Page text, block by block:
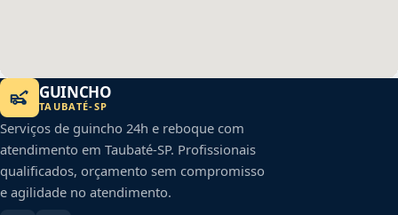
GUINCHO
TAUBATÉ-SP
Serviços de guincho 24h e reboque com
atendimento em Taubaté-SP. Profissionais
qualificados, orçamento sem compromisso
e agilidade no atendimento.